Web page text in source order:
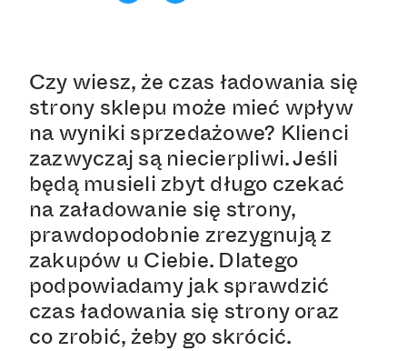
Czy wiesz, że czas ładowania się
strony sklepu może mieć wpływ
na wyniki sprzedażowe? Klienci
zazwyczaj są niecierpliwi. Jeśli
będą musieli zbyt długo czekać
na załadowanie się strony,
prawdopodobnie zrezygnują z
zakupów u Ciebie. Dlatego
podpowiadamy jak sprawdzić
czas ładowania się strony oraz
co zrobić, żeby go skrócić.